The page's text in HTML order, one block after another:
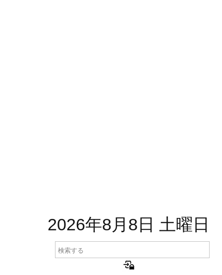
2026年8月8日 土曜日